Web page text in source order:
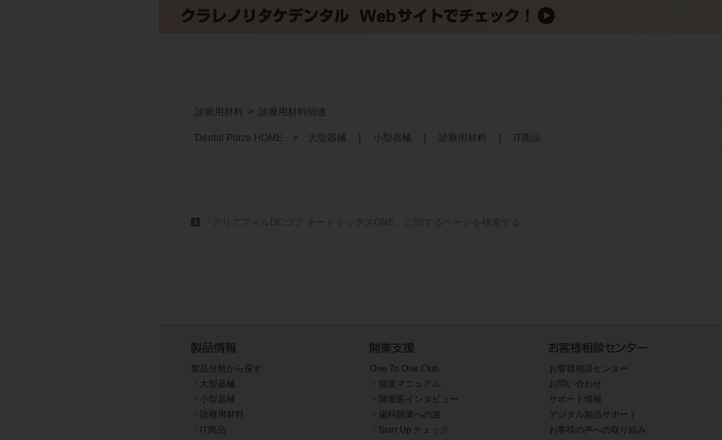
診療用材料 > 診療用材料関連
Dental Plaza HOME > 大型器械 小型器械 診療用材料 IT商品
「クリアフィルDCコア オートミックスONE」に関するページを検索する
製品分類から探す
大型器械
小型器械
診療用材料
IT商品
One To One Club
開業マニュアル
開業医インタビュー
歯科開業への道
Start Up チェック
お客様相談センター
お問い合わせ
サポート情報
デジタル製品サポート
お客様の声への取り組み